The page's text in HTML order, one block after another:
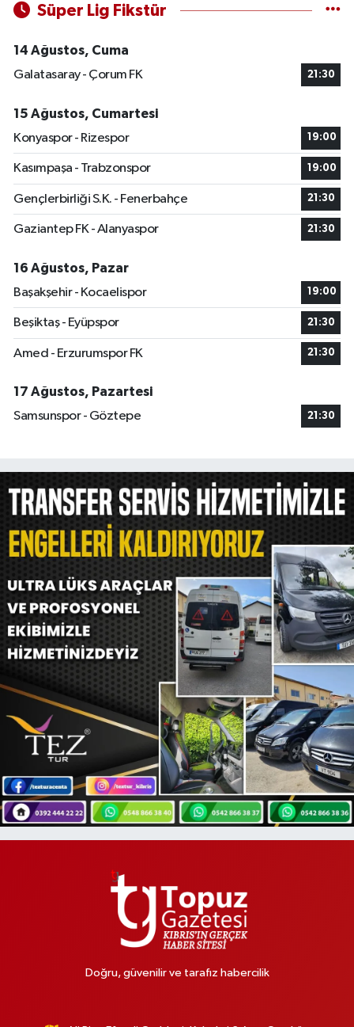
Süper Lig Fikstür
14 Ağustos, Cuma
Galatasaray - Çorum FK
21:30
15 Ağustos, Cumartesi
Konyaspor - Rizespor
19:00
Kasımpaşa - Trabzonspor 19:00
Gençlerbirliği S.K. - Fenerbahçe 21:30
Gaziantep FK - Alanyaspor 21:30
16 Ağustos, Pazar
Başakşehir - Kocaelispor
19:00
Beşiktaş - Eyüpspor 21:30
Amed - Erzurumspor FK 21:30
17 Ağustos, Pazartesi
Samsunspor - Göztepe
21:30
Doğru, güvenilir ve tarafız habercilik